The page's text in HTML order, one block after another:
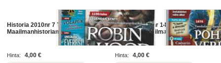
Historia 2010nr 7 Tieteen Kuvalehti
Maailmanhistorian ilmiöitä /
Hinta: 4,00 €
Historia 2010nr 14 Tieteen
Kuvalehti Maailmanhistorian
ilmiöitä /
Hinta: 4,00 €